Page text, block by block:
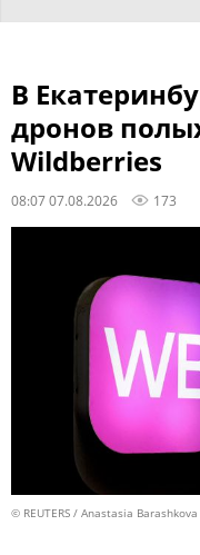
В
дронов
Wildberries
08:07 07.08.2026 173
© REUTERS / Anastasia Barashkova